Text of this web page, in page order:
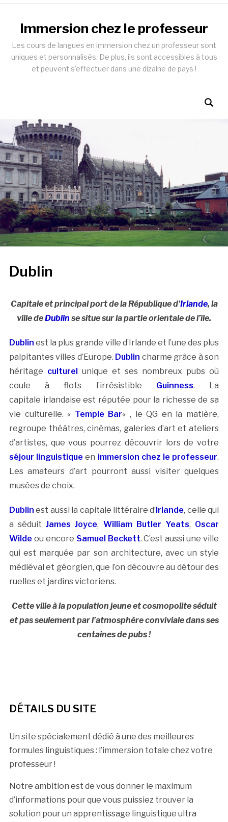
Immersion chez le professeur
Les cours de langues en immersion chez un professeur sont
uniques et personnalisés. De plus, ils sont accessibles à tous
et peuvent s'effectuer dans une dizaine de pays !
Dublin
Capitale et principal port de la République d’Irlande, la
ville deDublin se situe sur la partie orientale de l’île.
Dublin est la plus grande ville d’Irlande et l’une des plus
palpitantes villes d’Europe. Dublin charme grâce à son
héritage culturelunique et ses nombreux pubs où
coule à flots l’irrésistible Guinness. La
capitale irlandaise est réputée pour la richesse de sa
vie culturelle. « Temple Bar« , le QG en la matière,
regroupe théâtres, cinémas, galeries d’art et ateliers
d’artistes, que vous pourrez découvrir lors de votre
séjour linguistique en immersion chez le professeur.
Les amateurs d’art pourront aussi visiter quelques
musées de choix.
Dublinest aussi la capitale littéraire d’Irlande, celle qui
a séduitJames Joyce, William Butler Yeats, Oscar
Wilde ou encore Samuel Beckett. C’est aussi une ville
qui est marquée par son architecture, avec un style
médiéval et géorgien, que l’on découvre au détour des
ruelles et jardins victoriens.
Cette ville à la population jeune et cosmopolite séduit
et pas seulement par l’atmosphère conviviale dans ses
centaines de pubs !
DÉTAILS DU SITE
Un site spécialement dédié à une des meilleures
formules linguistiques : l’immersion totale chez votre
professeur !
Notre ambition est de vous donner le maximum
d’informations pour que vous puissiez trouver la
solution pour un apprentissage linguistique ultra